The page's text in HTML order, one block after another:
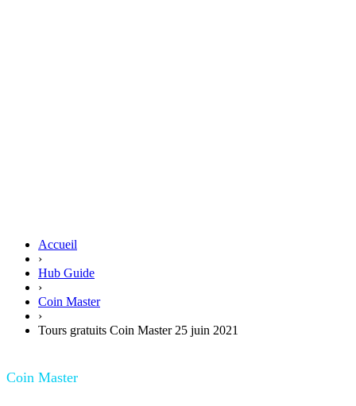
Accueil
›
Hub Guide
›
Coin Master
›
Tours gratuits Coin Master 25 juin 2021
Coin Master